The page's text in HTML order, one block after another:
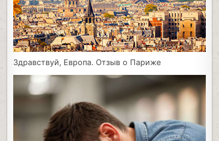
Здравствуй, Европа. Отзыв о Париже